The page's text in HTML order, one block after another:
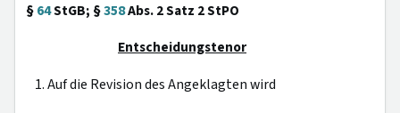
§64StGB; §358Abs. 2 Satz 2 StPO
Entscheidungstenor
1. Auf die Revision des Angeklagten wird